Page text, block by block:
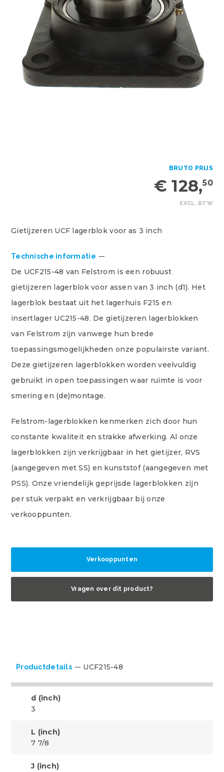
BRUTO PRIJS
EXCL. BTW
€ 128,50
Gietijzeren UCF lagerblok voor as 3 inch
Technische informatie
De UCF215-48 van Felstrom is een robuust
gietijzeren lagerblok voor assen van 3 inch (d1). Het
lagerblok bestaat uit het lagerhuis F215 en
insertlager UC215-48. De gietijzeren lagerblokken
van Felstrom zijn vanwege hun brede
toepassingsmogelijkheden onze populairste variant.
Deze gietijzeren lagerblokken worden veelvuldig
gebruikt in open toepassingen waar ruimte is voor
smering en (de)montage.
Felstrom-lagerblokken kenmerken zich door hun
constante kwaliteit en strakke afwerking. Al onze
lagerblokken zijn verkrijgbaar in het gietijzer, RVS
(aangegeven met SS) en kunststof (aangegeven met
PSS). Onze vriendelijk geprijsde lagerblokken zijn
per stuk verpakt en verkrijgbaar bij onze
verkooppunten.
Verkooppunten
Vragen over dit product?
Productdetails UCF215-48
d (inch)
3
L (inch)
7 7/8
J (inch)